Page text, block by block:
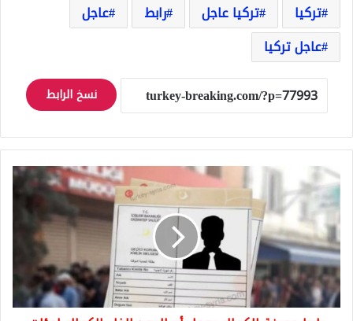
تركيا
تركيا عاجل رابط
عاجل
عاجل تركيا
نسخ الرابط
رابط
معرفة
الكملك
يعمل
أم
لا
بعد
إلغاء
الكملك